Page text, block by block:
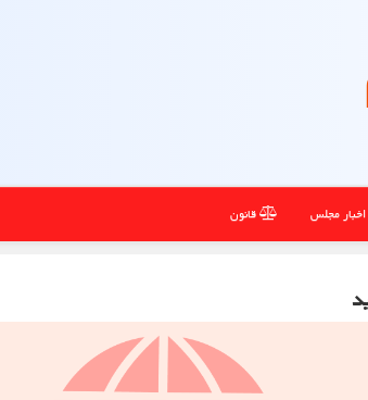
اخبار مجلس قانون